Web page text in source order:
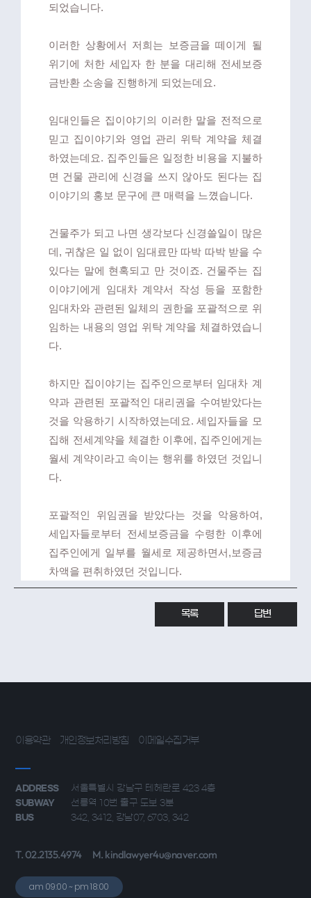
되었습니다.
이러한 상황에서 저희는 보증금을 떼이게 될
위기에 처한 세입자 한 분을 대리해 전세보증
금반환 소송을 진행하게 되었는데요.
임대인들은 집이야기의 이러한 말을 전적으로
믿고 집이야기와 영업 관리 위탁 계약을 체결
하였는데요. 집주인들은 일정한 비용을 지불하
면 건물 관리에 신경을 쓰지 않아도 된다는 집
이야기의 홍보 문구에 큰 매력을 느꼈습니다.
건물주가 되고 나면 생각보다 신경쓸일이 많은
데, 귀찮은 일 없이 임대료만 따박 따박 받을 수
있다는 말에 현혹되고 만 것이죠. 건물주는 집
이야기에게 임대차 계약서 작성 등을 포함한
임대차와 관련된 일체의 권한을 포괄적으로 위
임하는 내용의 영업 위탁 계약을 체결하였습니
다.
하지만 집이야기는 집주인으로부터 임대차 계
약과 관련된 포괄적인 대리권을 수여받았다는
것을 악용하기 시작하였는데요.세입자들을 모
집해 전세계약을 체결한 이후에, 집주인에게는
월세 계약이라고 속이는 행위를 하였던 것입니
다.
포괄적인 위임권을 받았다는 것을 악용하여,
세입자들로부터 전세보증금을 수령한 이후에
집주인에게 일부를 월세로 제공하면서,보증금
차액을 편취하였던 것입니다.
목록 답변
이용약관 개인정보처리방침 이메일수집거부
ADDRESS 서울특별시 강남구 테헤란로 423 4층
SUBWAY 선릉역 10번 출구 도보 3분
BUS 342, 3412, 강남07, 6703, 342
T. 02.2135.4974 M. kindlawyer4u@naver.com
am 09:00 ~ pm 18:00